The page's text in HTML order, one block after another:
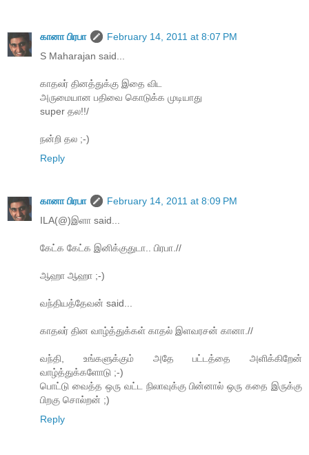
கானா பிரபா
February 14, 2011 at 8:07 PM
S Maharajan said...
காதலர் தினத்துக்கு இதை விட
அருமையான பதிவை கொடுக்க முடியாது
super தல!!/
நன்றி தல ;-)
Reply
கானா பிரபா
February 14, 2011 at 8:09 PM
ILA(@)இளா said...
கேட்க கேட்க இனிக்குதுடா.. பிரபா.//
ஆஹா ஆஹா ;-)
வந்தியத்தேவன் said...
காதலர் தின வாழ்த்துக்கள் காதல் இளவரசன் கானா.//
வந்தி, உங்களுக்கும் அதே பட்டத்தை அளிக்கிறேன்
வாழ்த்துக்களோடு ;-)
பொட்டு வைத்த ஒரு வட்ட நிலாவுக்கு பின்னால் ஒரு கதை இருக்கு
பிறகு சொல்றன் ;)
Reply